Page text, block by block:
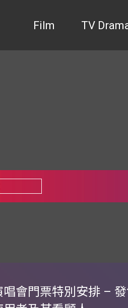
Film TV
唱會門票特別安排 –